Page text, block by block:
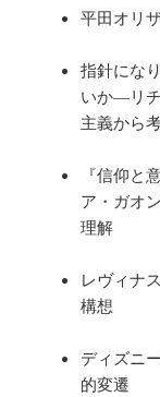
平田オリ
指針にな
いか―リ
主義から
『信仰と
ア・ガオ
理解
レヴィナ
構想
ディズニ
的変遷